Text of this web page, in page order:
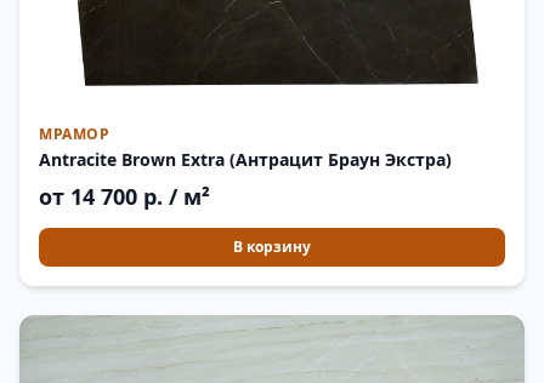
МРАМОР
Antracite Brown Extra (Антрацит Браун Экстра)
от 14 700 р. / м²
В корзину